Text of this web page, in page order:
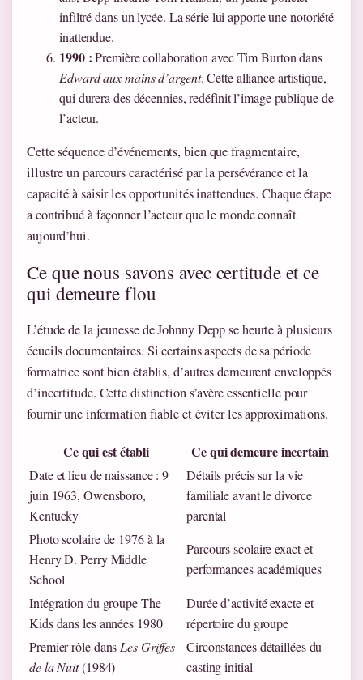
infiltré dans un lycée. La série lui apporte une notoriété
inattendue.
1990 :Première collaboration avec Tim Burton dans
Edward aux mains d’argent. Cette alliance artistique,
qui durera des décennies, redéfinit l’image publique de
l’acteur.
Cette séquence d’événements, bien que fragmentaire,
illustre un parcours caractérisé par la persévérance et la
capacité à saisir les opportunités inattendues. Chaque étape
a contribué à façonner l’acteur que le monde connaît
aujourd’hui.
Ce que nous savons avec certitude et ce
qui demeure flou
L’étude de la jeunesse de Johnny Depp se heurte à plusieurs
écueils documentaires. Si certains aspects de sa période
formatrice sont bien établis, d’autres demeurent enveloppés
d’incertitude. Cette distinction s’avère essentielle pour
fournir une information fiable et éviter les approximations.
Ce qui est établi Ce qui demeure incertain
Date et lieu de naissance : 9
juin 1963, Owensboro,
Kentucky
Détails précis sur la vie
familiale avant le divorce
parental
Photo scolaire de 1976 à la
Henry D. Perry Middle
School
Parcours scolaire exact et
performances académiques
Intégration du groupe The
Kids dans les années 1980
Durée d’activité exacte et
répertoire du groupe
Premier rôle dans Les Griffes
de la Nuit(1984)
Circonstances détaillées du
casting initial